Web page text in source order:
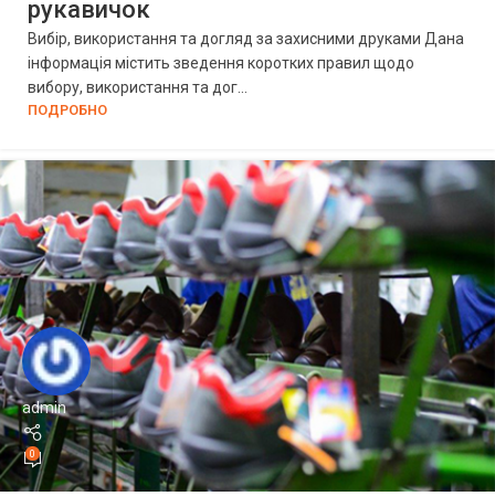
рукавичок
Вибір, використання та догляд за захисними друками Дана
інформація містить зведення коротких правил щодо
вибору, використання та дог...
ПОДРОБНО
admin
0